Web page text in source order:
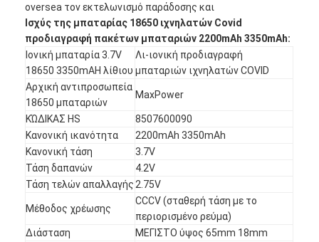
oversea τον εκτελωνισμό παράδοσης και
Ισχύς της μπαταρίας 18650 ιχνηλατών Covid
προδιαγραφή πακέτων μπαταριών 2200mAh 3350mAh:
Ιονική μπαταρία 3.7V
18650 3350mAH λίθιου
Λι-ιονική προδιαγραφή
μπαταριών ιχνηλατών COVID
Αρχική αντιπροσωπεία
18650 μπαταριών
MaxPower
ΚΏΔΙΚΑΣ HS
8507600090
Κανονική ικανότητα
2200mAh 3350mAh
Κανονική τάση
3.7V
Τάση δαπανών
4.2V
Τάση τελών απαλλαγής 2.75V
Μέθοδος χρέωσης
CCCV (σταθερή τάση με το
περιορισμένο ρεύμα)
Διάσταση
ΜΕΓΙΣΤΟ ύψος 65mm 18mm